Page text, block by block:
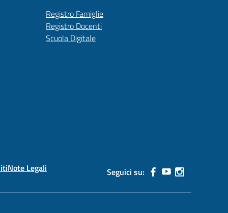
Registro Famiglie
Registro Docenti
Scuola Digitale
Note Legali Seguici su: